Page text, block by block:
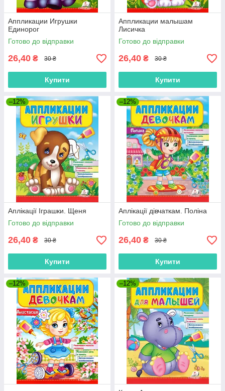
Аппликации Игрушки
Единорог
Готово до відправки
26,40 ₴ 30 ₴
Купити
Аппликации малышам
Лисичка
Готово до відправки
26,40 ₴ 30 ₴
Купити
–12%
Аплікації Іграшки. Щеня
Готово до відправки
26,40 ₴ 30 ₴
Купити
–12%
Аплікації дівчаткам. Поліна
Готово до відправки
26,40 ₴ 30 ₴
Купити
–12% –12%